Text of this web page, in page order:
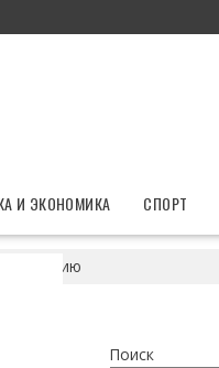
И ЭКОНОМИКА СПОРТ
Россию
Поиск